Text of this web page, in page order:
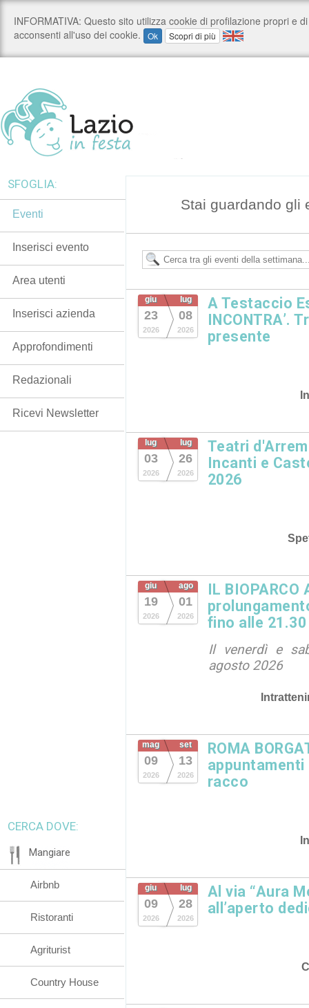
Stai guardando gli
giu
23
2026
lug
08
2026
A Testaccio
INCONTRA’.
presente
lug
03
2026
lug
26
2026
Teatri
Incanti e
2026
giu
19
2026
ago
01
2026
IL BIOPARCO
fino alle 21.30
Il venerdì e
agosto 2026
mag
09
2026
set
13
2026
ROMA
racco
giu
09
2026
lug
28
2026
Al via “Aura
all’aperto
SFOGLIA:
Eventi
Inserisci evento
Area utenti
Inserisci azienda
Approfondimenti
Redazionali
Ricevi Newsletter
CERCA DOVE:
Mangiare
Airbnb
Ristoranti
Agriturist
Country House